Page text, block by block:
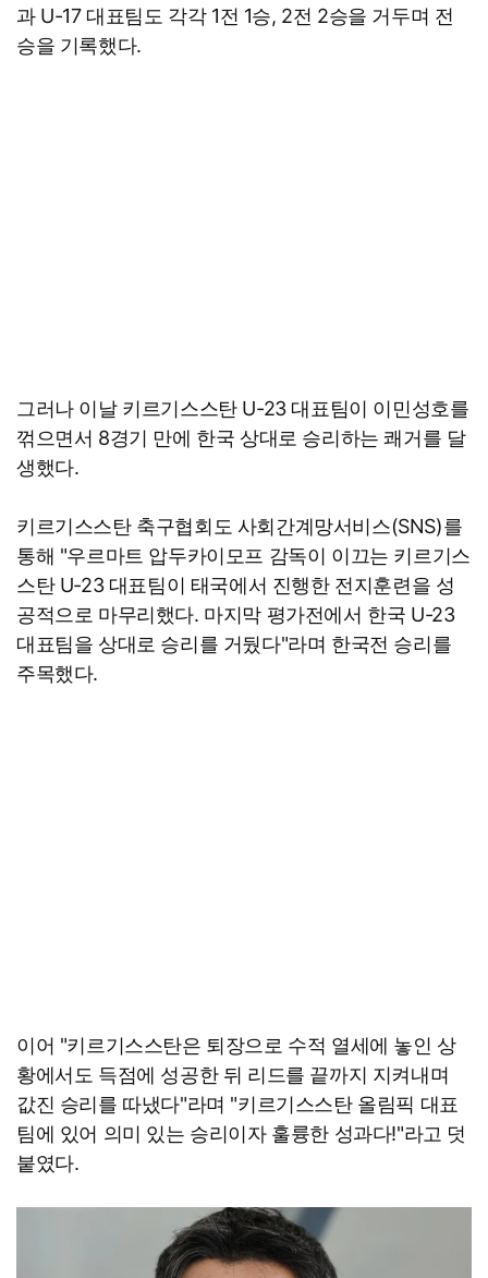
과 U-17 대표팀도 각각 1전 1승, 2전 2승을 거두며 전
승을 기록했다.
그러나 이날 키르기스스탄 U-23 대표팀이 이민성호를
꺾으면서 8경기 만에 한국 상대로 승리하는 쾌거를 달
생했다.
키르기스스탄 축구협회도 사회간계망서비스(SNS)를
통해 "우르마트 압두카이모프 감독이 이끄는 키르기스
스탄 U-23 대표팀이 태국에서 진행한 전지훈련을 성
공적으로 마무리했다. 마지막 평가전에서 한국 U-23
대표팀을 상대로 승리를 거뒀다"라며 한국전 승리를
주목했다.
이어 "키르기스스탄은 퇴장으로 수적 열세에 놓인 상
황에서도 득점에 성공한 뒤 리드를 끝까지 지켜내며
값진 승리를 따냈다"라며 "키르기스스탄 올림픽 대표
팀에 있어 의미 있는 승리이자 훌륭한 성과다!"라고 덧
붙였다.